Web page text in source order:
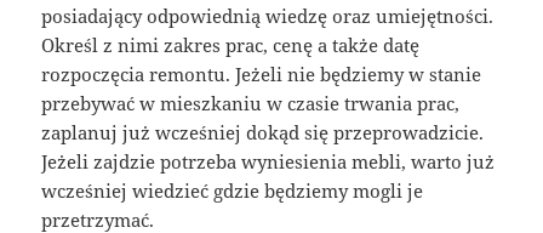
posiadający odpowiednią wiedzę oraz umiejętności.
Określ z nimi zakres prac, cenę a także datę
rozpoczęcia remontu. Jeżeli nie będziemy w stanie
przebywać w mieszkaniu w czasie trwania prac,
zaplanuj już wcześniej dokąd się przeprowadzicie.
Jeżeli zajdzie potrzeba wyniesienia mebli, warto już
wcześniej wiedzieć gdzie będziemy mogli je
przetrzymać.